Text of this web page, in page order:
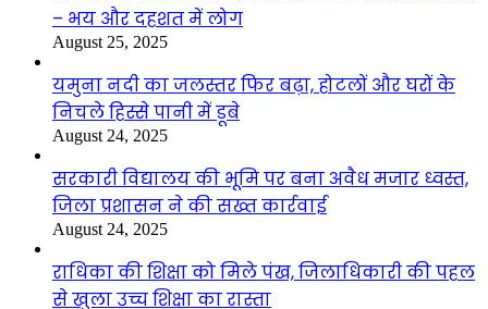
– भय और दहशत में लोग
August 25, 2025
यमुना नदी का जलस्तर फिर बढ़ा, होटलों और घरों के
निचले हिस्से पानी में डूबे
August 24, 2025
सरकारी विद्यालय की भूमि पर बना अवैध मजार ध्वस्त,
जिला प्रशासन ने की सख्त कार्रवाई
August 24, 2025
राधिका की शिक्षा को मिले पंख, जिलाधिकारी की पहल
से खुला उच्च शिक्षा का रास्ता